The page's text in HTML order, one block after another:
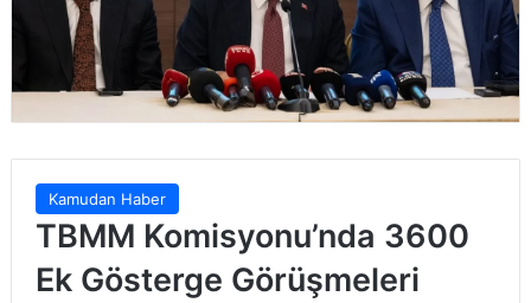
Kamudan Haber
TBMM Komisyonu’nda 3600
Ek Gösterge Görüşmeleri